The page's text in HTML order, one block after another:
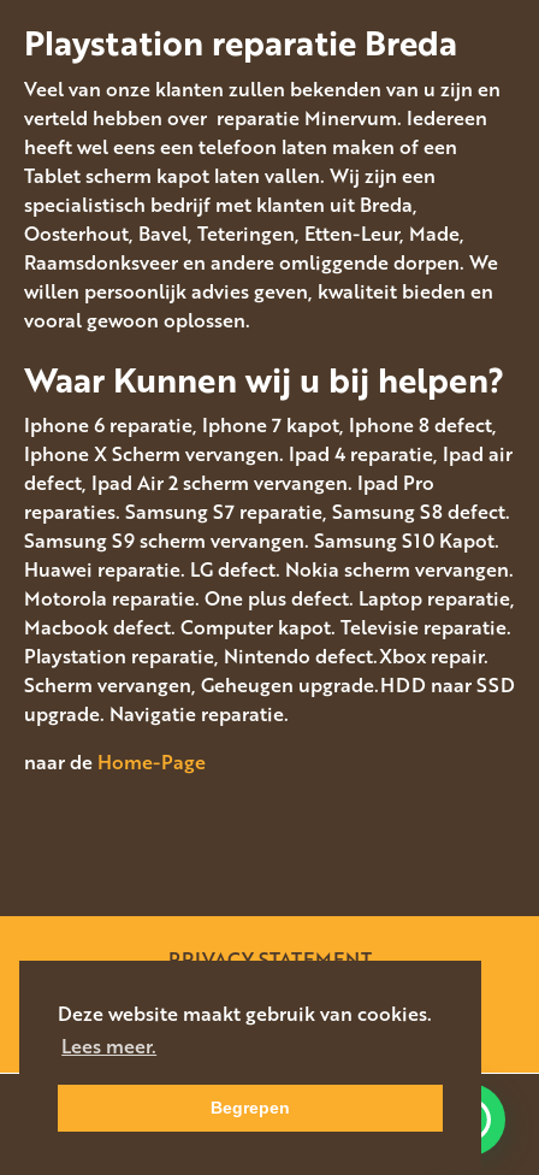
Deze website maakt gebruik van cookies.
Lees meer.
Begrepen
Playstation reparatie Breda
Veel van onze klanten zullen bekenden van u zijn en
verteld hebben over reparatie Minervum. Iedereen
heeft wel eens een telefoon laten maken of een
Tablet scherm kapot laten vallen. Wij zijn een
specialistisch bedrijf met klanten uit Breda,
Oosterhout, Bavel, Teteringen, Etten-Leur, Made,
Raamsdonksveer en andere omliggende dorpen. We
willen persoonlijk advies geven, kwaliteit bieden en
vooral gewoon oplossen.
Waar Kunnen wij u bij helpen?
Iphone 6 reparatie, Iphone 7 kapot, Iphone 8 defect,
Iphone X Scherm vervangen. Ipad 4 reparatie, Ipad air
defect, Ipad Air 2 scherm vervangen. Ipad Pro
reparaties. Samsung S7 reparatie, Samsung S8 defect.
Samsung S9 scherm vervangen. Samsung S10 Kapot.
Huawei reparatie. LG defect. Nokia scherm vervangen.
Motorola reparatie. One plus defect. Laptop reparatie,
Macbook defect. Computer kapot. Televisie reparatie.
Playstation reparatie, Nintendo defect.Xbox repair.
Scherm vervangen, Geheugen upgrade.HDD naar SSD
upgrade. Navigatie reparatie.
naar de Home-Page
PRIVACY STATEMENT
WEBSITE DOOR
DIRECT CONTACT
076-5878627
Waar kunnen we u mee helpen?